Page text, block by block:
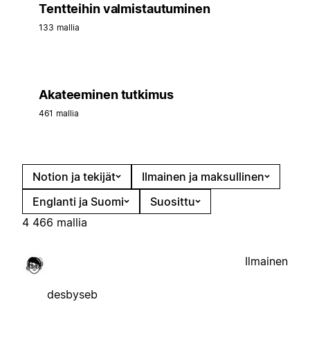
Tentteihin valmistautuminen
133 mallia
Akateeminen tutkimus
461 mallia
Notion ja tekijät
Ilmainen ja maksullinen
Englanti ja Suomi
Suosittu
4 466 mallia
desbyseb
Ilmainen